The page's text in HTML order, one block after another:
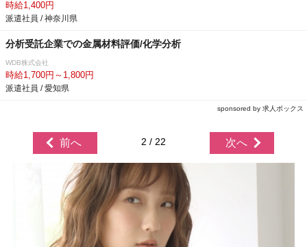
時給1,400円
派遣社員 / 神奈川県
分析受託企業での金属材料評価/化学分析
WDB株式会社
時給1,700円～1,800円
派遣社員 / 愛知県
sponsored by 求人ボックス
前へ 2 / 22 次へ